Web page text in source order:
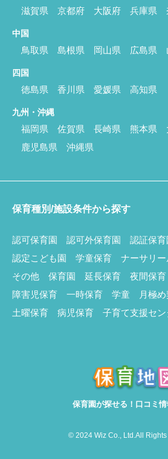
滋賀県 京都府 大阪府 兵庫県
中国
鳥取県 島根県 岡山県 広島県
四国
徳島県 香川県 愛媛県 高知県
九州・沖縄
福岡県 佐賀県 長崎県 熊本県
鹿児島県
沖縄県
保育種別/施設条件から探す
認可保育園 認可外保育園 認証保育
認定こども園
学童保育 ナーサリー
その他
保育園 延長保育 夜間保育
障害児保育
一時保育 学童 月極
土曜保育
病児保育 子育て支援セン
保育園が探せる！口コミ情
© 2024 Wiz Co., Ltd.All